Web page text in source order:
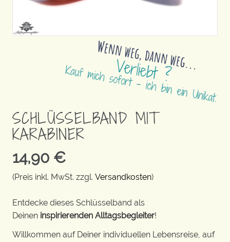
SCHLÜSSELBAND MIT
KARABINER
14,90 €
(Preis inkl. MwSt. zzgl. Versandkosten)
Entdecke dieses Schlüsselband als
Deinen inspirierenden Alltagsbegleiter!
Willkommen auf Deiner individuellen Lebensreise, auf